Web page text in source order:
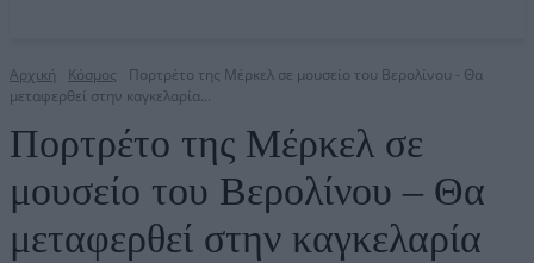
Αρχική Κόσμος
Πορτρέτο της Μέρκελ σε μουσείο του Βερολίνου - Θα
μεταφερθεί στην καγκελαρία...
Πορτρέτο της Μέρκελ σε
μουσείο του Βερολίνου – Θα
μεταφερθεί στην καγκελαρία